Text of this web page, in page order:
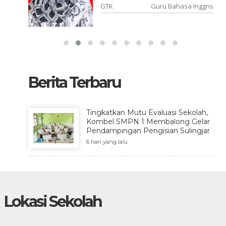
GTK
Guru Bahasa Inggris
Berita Terbaru
Tingkatkan Mutu Evaluasi Sekolah,
Kombel SMPN 1 Membalong Gelar
Pendampingan Pengisian Sulingjar
6 hari yang lalu
Lokasi Sekolah